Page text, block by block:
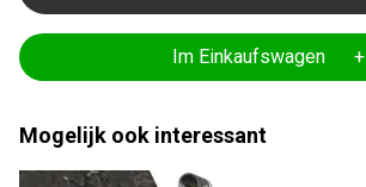
Im Einkaufswagen +
Mogelijk ook interessant